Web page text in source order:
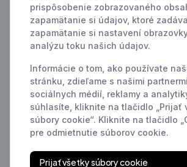
prispôsobenie zobrazovaného
zapamätanie si údajov, ktoré
zapamätanie si nastavení
analýzu toku našich údajov.
Informácie o tom, ako používate
stránku, zdieľame s našimi
sociálnych médií, reklamy a
súhlasíte, kliknite na tlačidlo „Prijať
súbory cookie“. Kliknite na tlačidlo
pre odmietnutie súborov cookie.
Prijať všetky súbory cookie